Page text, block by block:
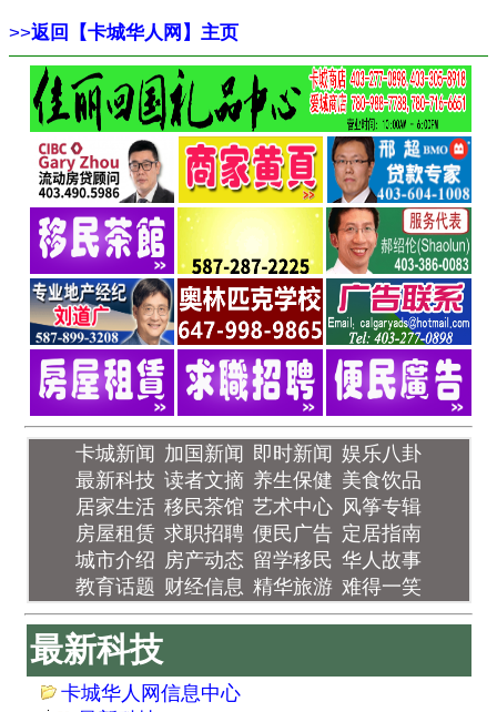
>>返回【卡城华人网】主页
卡城新闻 加国新闻 即时新闻 娱乐八卦
最新科技 读者文摘 养生保健 美食饮品
居家生活 移民茶馆 艺术中心 风筝专辑
房屋租赁 求职招聘 便民广告 定居指南
城市介绍 房产动态 留学移民 华人故事
教育话题 财经信息 精华旅游 难得一笑
最新科技
卡城华人网信息中心